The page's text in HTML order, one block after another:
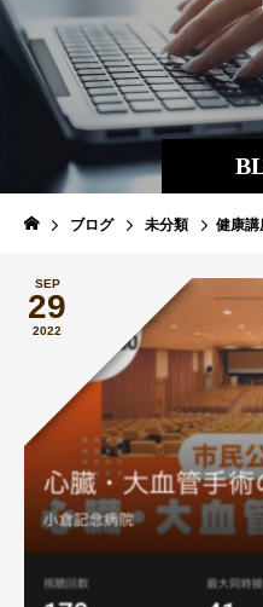
ブログ 未分類 健康講
SEP
29
2022